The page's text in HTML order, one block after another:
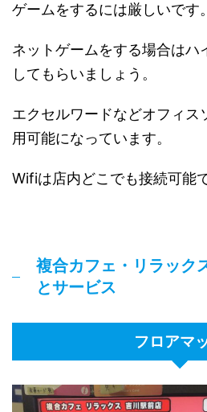
ゲームをするには厳しいです。
ネットゲームをする場合はハ
してもらいましょう。
エクセルワードなどオフィス
用可能になっています。
Wifiは店内どこでも接続可能で
複合カフェ・リラック
とサービス
フロアマ